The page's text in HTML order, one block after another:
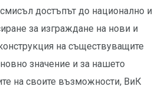
достъпът до национално и
за изграждане на нови и
на съществуващите
значение и за нашето
на своите възможности, ВиК